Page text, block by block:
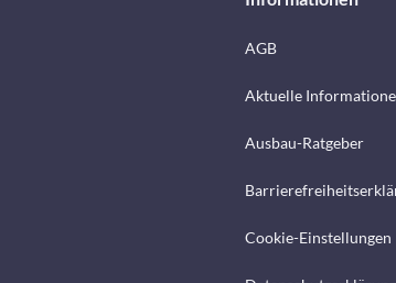
AGB
Aktuelle
Ausbau-Ratgeber
Cookie-Einstellungen